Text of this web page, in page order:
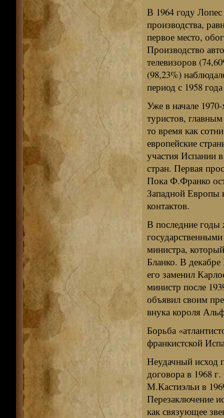
В 1964 году
производства,
первое место,
Производство
телевизоров
(98,23%)
период с 1958
Уже в начале
туристов,
то время как
европейские
участия Испании
стран. Первая
Пока Ф.Франко
Западной Европы
контактов.
В последние
министра,
Бланко. В
его заменил
министр после
объявил своим
внука короля
Борьба
франкистской
Неудачный исход
договора в 1968
М.Кастиэльи в
Перезаключение
как связующее